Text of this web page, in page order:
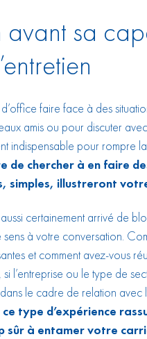
sa
d’office faire face à des
amis ou pour discuter
indispensable pour rompre
de chercher à en faire
simples, illustreront
certainement arrivé de
sens à votre conversation.
et comment avez-vous
si l’entreprise ou le type de
le cadre de relation
ce type d’expérience
sûr à entamer votre